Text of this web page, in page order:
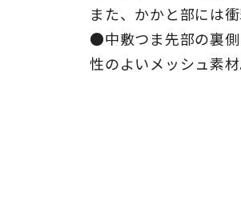
また、かかと部には
●中敷つま先部の裏
性のよいメッシュ素材